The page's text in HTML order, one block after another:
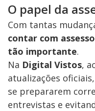
O papel da
Com tantas
contar com
tão importante.
Na Digital Vistos,
atualizações
se prepararem
entrevistas e